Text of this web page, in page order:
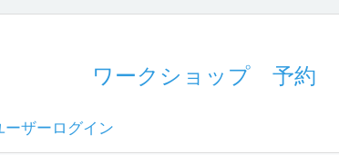
ワークショップ 予約
ーザーログイン